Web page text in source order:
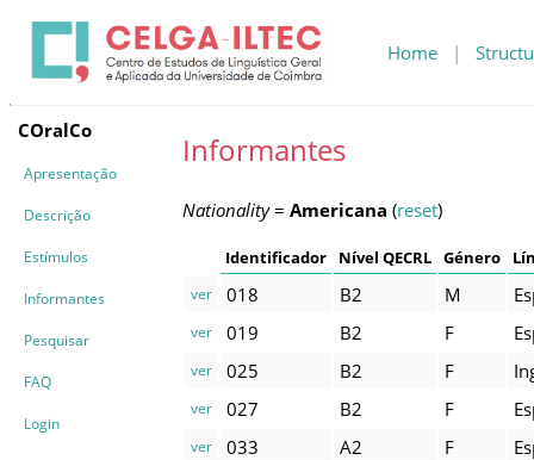
Home |
COralCo
Apresentação
Descrição
Estímulos
Informantes
Pesquisar
FAQ
Login
Informantes
Nationality= Americana (reset)
Identificador Nível QECRL Género
ver 018 B2 M
ver 019 B2 F
ver 025 B2 F
ver 027 B2 F
ver 033 A2 F